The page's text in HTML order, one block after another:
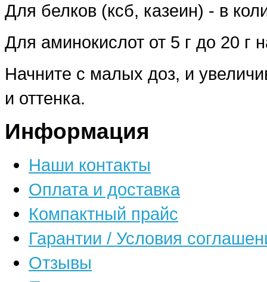
Для белков (ксб, казеин) - в
Для аминокислот от 5 г до 20 г
Начните с малых доз, и
и оттенка.
Информация
Наши контакты
Оплата и доставка
Компактный прайс
Гарантии / Условия
Отзывы